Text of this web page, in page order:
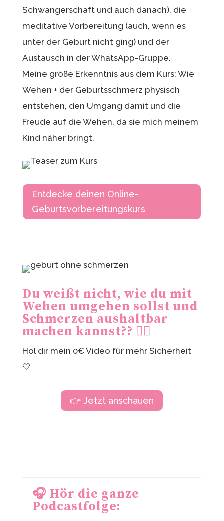
Schwangerschaft und auch danach), die
meditative Vorbereitung (auch, wenn es
unter der Geburt nicht ging) und der
Austausch in der WhatsApp-Gruppe.
Meine größe Erkenntnis aus dem Kurs: Wie
Wehen + der Geburtsschmerz physisch
entstehen, den Umgang damit und die
Freude auf die Wehen, da sie mich meinem
Kind näher bringt.
Entdecke deinen Online-
Geburtsvorbereitungskurs
Du weißt nicht, wie du mit
Wehen umgehen sollst und
Schmerzen aushaltbar
machen kannst?? 😮‍💨
Hol dir mein 0€ Video für mehr Sicherheit
🤍
👉 Jetzt anschauen
🎧 Hör die ganze
Podcastfolge: